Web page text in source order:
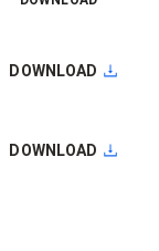
DOWNLOAD
DOWNLOAD